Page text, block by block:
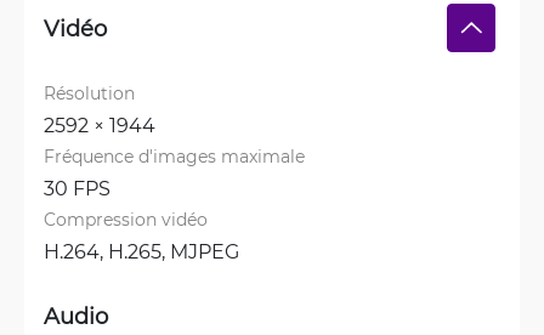
Vidéo
Résolution
2592 × 1944
Fréquence d'images maximale
30 FPS
Compression vidéo
H.264, H.265, MJPEG
Audio